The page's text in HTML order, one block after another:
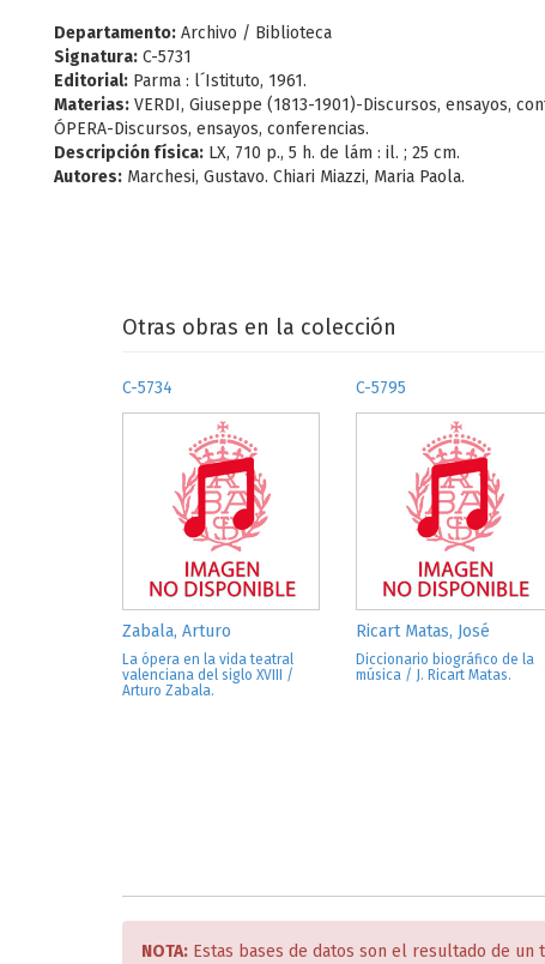
Departamento: Archivo / Biblioteca
Signatura: C-5731
Editorial: Parma : l´Istituto, 1961.
Materias: VERDI, Giuseppe (1813-1901)-Discursos, ensayos,
ÓPERA-Discursos, ensayos, conferencias.
Descripción física: LX, 710 p., 5 h. de lám : il. ; 25 cm.
Autores: Marchesi, Gustavo. Chiari Miazzi, Maria Paola.
Otras obras en la colección
C-5734
Zabala, Arturo
La ópera en la vida teatral
valenciana del siglo XVIII /
Arturo Zabala.
C-5795
Ricart Matas, José
Diccionario biográfico de la
música / J. Ricart Matas.
NOTA: Estas bases de datos son el resultado de